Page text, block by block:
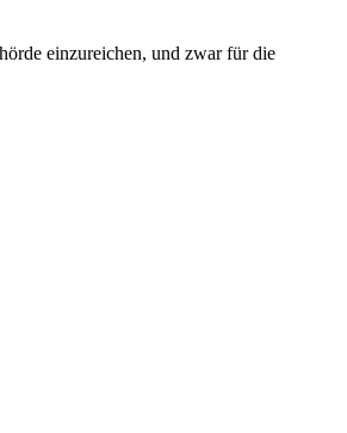
einzureichen, und zwar für die